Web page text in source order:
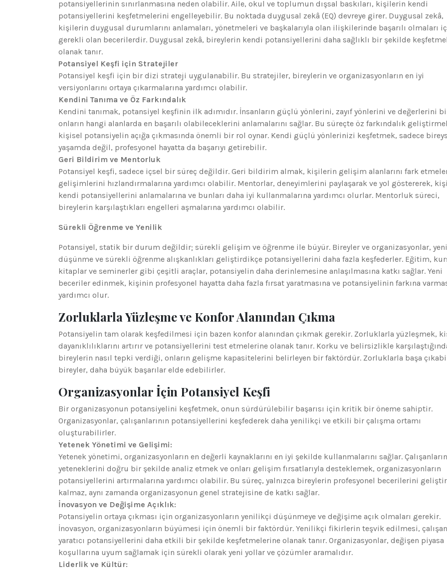
potansiyellerinin sınırlanmasına neden olabilir. Aile, okul ve toplumun dışsal baskıları, kişilerin kendi
potansiyellerini keşfetmelerini engelleyebilir. Bu noktada duygusal zekâ (EQ) devreye girer. Duygusal zekâ,
kişilerin duygusal durumlarını anlamaları, yönetmeleri ve başkalarıyla olan ilişkilerinde başarılı olmaları
gerekli olan becerilerdir. Duygusal zekâ, bireylerin kendi potansiyellerini daha sağlıklı bir şekilde
olanak tanır.
Potansiyel Keşfi için Stratejiler
Potansiyel keşfi için bir dizi strateji uygulanabilir. Bu stratejiler, bireylerin ve organizasyonların en iyi
versiyonlarını ortaya çıkarmalarına yardımcı olabilir.
Kendini Tanıma ve Öz Farkındalık
Kendini tanımak, potansiyel keşfinin ilk adımıdır. İnsanların güçlü yönlerini, zayıf yönlerini ve değerlerini
onların hangi alanlarda en başarılı olabileceklerini anlamalarını sağlar. Bu süreçte öz farkındalık
kişisel potansiyelin açığa çıkmasında önemli bir rol oynar. Kendi güçlü yönlerinizi keşfetmek, sadece
yaşamda değil, profesyonel hayatta da başarıyı getirebilir.
Geri Bildirim ve Mentorluk
Potansiyel keşfi, sadece içsel bir süreç değildir. Geri bildirim almak, kişilerin gelişim alanlarını fark
gelişimlerini hızlandırmalarına yardımcı olabilir. Mentorlar, deneyimlerini paylaşarak ve yol göstererek,
kendi potansiyellerini anlamalarına ve bunları daha iyi kullanmalarına yardımcı olurlar. Mentorluk süreci,
bireylerin karşılaştıkları engelleri aşmalarına yardımcı olabilir.
Sürekli Öğrenme ve Yenilik
Potansiyel, statik bir durum değildir; sürekli gelişim ve öğrenme ile büyür. Bireyler ve organizasyonlar,
düşünme ve sürekli öğrenme alışkanlıkları geliştirdikçe potansiyellerini daha fazla keşfederler. Eğitim,
kitaplar ve seminerler gibi çeşitli araçlar, potansiyelin daha derinlemesine anlaşılmasına katkı sağlar. Yeni
beceriler edinmek, kişinin profesyonel hayatta daha fazla fırsat yaratmasına ve potansiyelinin farkına
yardımcı olur.
Zorluklarla Yüzleşme ve Konfor Alanından Çıkma
Potansiyelin tam olarak keşfedilmesi için bazen konfor alanından çıkmak gerekir. Zorluklarla yüzleşmek,
dayanıklılıklarını artırır ve potansiyellerini test etmelerine olanak tanır. Korku ve belirsizlikle
bireylerin nasıl tepki verdiği, onların gelişme kapasitelerini belirleyen bir faktördür. Zorluklarla başa
bireyler, daha büyük başarılar elde edebilirler.
Organizasyonlar İçin Potansiyel Keşfi
Bir organizasyonun potansiyelini keşfetmek, onun sürdürülebilir başarısı için kritik bir öneme sahiptir.
Organizasyonlar, çalışanlarının potansiyellerini keşfederek daha yenilikçi ve etkili bir çalışma ortamı
oluşturabilirler.
Yetenek Yönetimi ve Gelişimi:
Yetenek yönetimi, organizasyonların en değerli kaynaklarını en iyi şekilde kullanmalarını sağlar. Çalışanların
yeteneklerini doğru bir şekilde analiz etmek ve onları gelişim fırsatlarıyla desteklemek, organizasyonların
potansiyellerini artırmalarına yardımcı olabilir. Bu süreç, yalnızca bireylerin profesyonel becerilerini
kalmaz, aynı zamanda organizasyonun genel stratejisine de katkı sağlar.
İnovasyon ve Değişime Açıklık:
Potansiyelin ortaya çıkması için organizasyonların yenilikçi düşünmeye ve değişime açık olmaları gerekir.
İnovasyon, organizasyonların büyümesi için önemli bir faktördür. Yenilikçi fikirlerin teşvik edilmesi,
yaratıcı potansiyellerini daha etkili bir şekilde keşfetmelerine olanak tanır. Organizasyonlar, değişen piyasa
koşullarına uyum sağlamak için sürekli olarak yeni yollar ve çözümler aramalıdır.
Liderlik ve Kültür: